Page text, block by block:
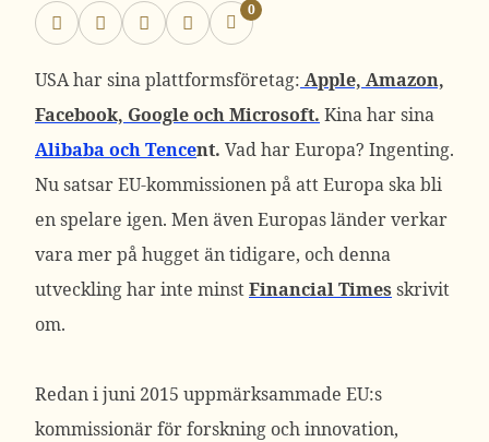
0
USA har sina plattformsföretag: Apple, Amazon,
Facebook, Google och Microsoft. Kina har sina
Alibaba och Tencent. Vad har Europa? Ingenting.
Nu satsar EU-kommissionen på att Europa ska bli
en spelare igen. Men även Europas länder verkar
vara mer på hugget än tidigare, och denna
utveckling har inte minstFinancial Times skrivit
om.
Redan i juni 2015 uppmärksammade EU:s
kommissionär för forskning och innovation,